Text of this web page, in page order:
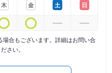
木
金
土
日
合もございます。詳細はお問い合
さい。